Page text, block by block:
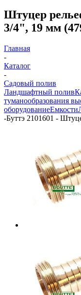
Штуцер
3/4", 19 мм
Главная
-
Каталог
-
Садовый полив
Ландшафтный полив
туманообразования
оборудованиеЕмкости
-Буттэ 2101601 -